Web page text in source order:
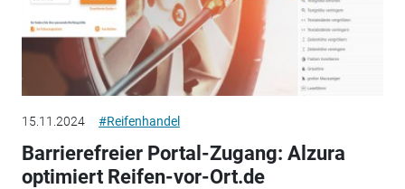
15.11.2024 #Reifenhandel
Barrierefreier Portal-Zugang: Alzura
optimiert Reifen-vor-Ort.de